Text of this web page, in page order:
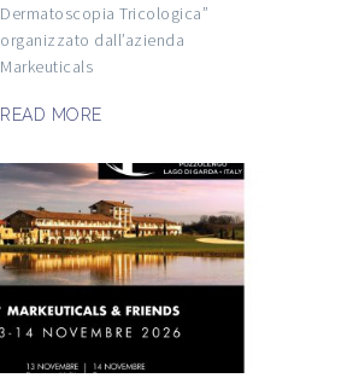
Dermatoscopia Tricologica”
organizzato dall’azienda
Markeuticals
READ MORE